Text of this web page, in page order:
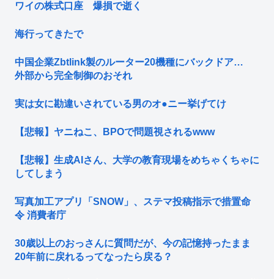
ワイの株式口座 爆損で逝く
海行ってきたで
中国企業Zbtlink製のルーター20機種にバックドア…
外部から完全制御のおそれ
実は女に勘違いされている男のオ●ニー挙げてけ
【悲報】ヤニねこ、BPOで問題視されるwww
【悲報】生成AIさん、大学の教育現場をめちゃくちゃに
してしまう
写真加工アプリ「SNOW」、ステマ投稿指示で措置命
令 消費者庁
30歳以上のおっさんに質問だが、今の記憶持ったまま
20年前に戻れるってなったら戻る？